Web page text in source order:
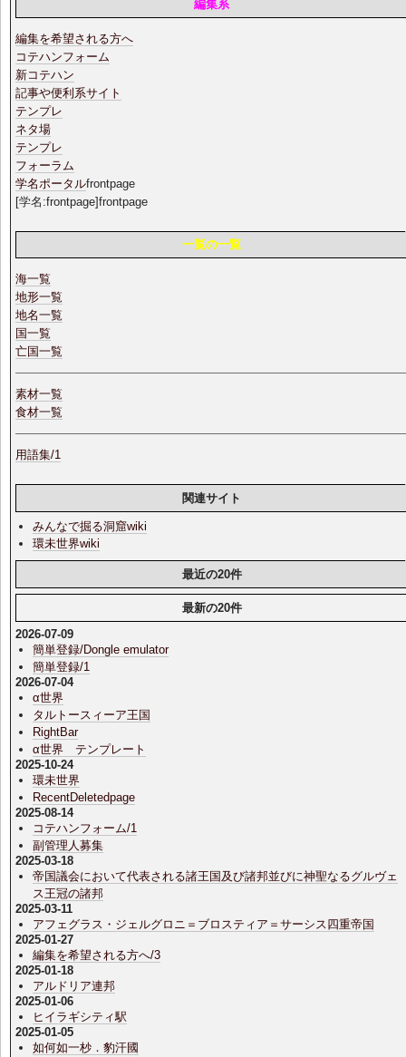
編集系
編集を希望される方へ
コテハンフォーム
新コテハン
記事や便利系サイト
テンプレ
ネタ場
テンプレ
フォーラム
学名ポータルfrontpage
[学名:frontpage]frontpage
一覧の一覧
海一覧
地形一覧
地名一覧
国一覧
亡国一覧
素材一覧
食材一覧
用語集/1
関連サイト
みんなで掘る洞窟wiki
環未世界wiki
最近の20件
最新の20件
2026-07-09
簡単登録/Dongle emulator
簡単登録/1
2026-07-04
α世界
タルトースィーア王国
RightBar
α世界 テンプレート
2025-10-24
環未世界
RecentDeletedpage
2025-08-14
コテハンフォーム/1
副管理人募集
2025-03-18
帝国議会において代表される諸王国及び諸邦並びに神聖なるグルヴェ
ス王冠の諸邦
2025-03-11
アフェグラス・ジェルグロニ＝ブロスティア＝サーシス四重帝国
2025-01-27
編集を希望される方へ/3
2025-01-18
アルドリア連邦
2025-01-06
ヒイラギシティ駅
2025-01-05
如何如一杪．豹汗國